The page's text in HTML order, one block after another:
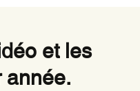
et les
année.